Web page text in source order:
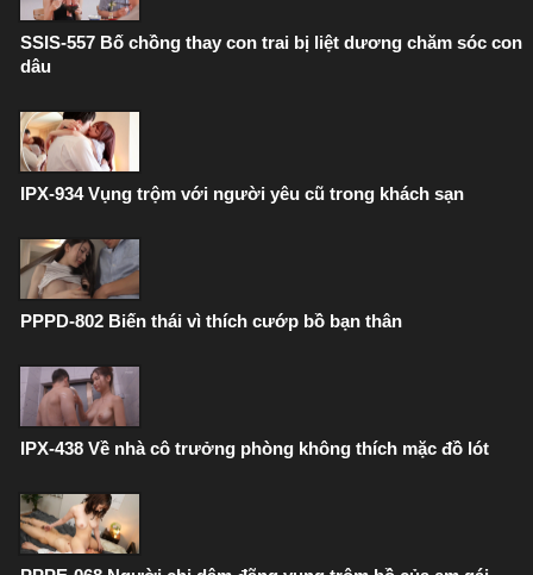
SSIS-557 Bố chồng thay con trai bị liệt dương chăm sóc con
dâu
IPX-934 Vụng trộm với người yêu cũ trong khách sạn
PPPD-802 Biến thái vì thích cướp bồ bạn thân
IPX-438 Về nhà cô trưởng phòng không thích mặc đồ lót